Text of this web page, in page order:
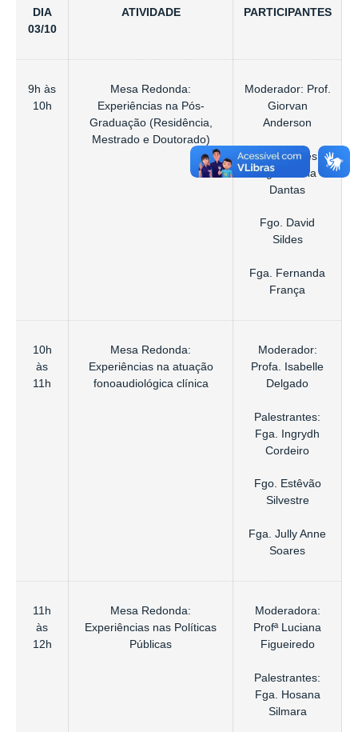
DIA
03/10
ATIVIDADE PARTICIPANTES
9h às
10h
Mesa Redonda:
Experiências na Pós-
Graduação (Residência,
Mestrado e Doutorado)
Moderador: Prof.
Giorvan
Anderson
Palestrantes:
Fga. Paôlla
Dantas
Fgo. David
Sildes
Fga. Fernanda
França
10h
às
11h
Mesa Redonda:
Experiências na atuação
fonoaudiológica clínica
Moderador:
Profa. Isabelle
Delgado
Palestrantes:
Fga. Ingrydh
Cordeiro
Fgo. Estêvão
Silvestre
Fga. Jully Anne
Soares
11h
às
12h
Mesa Redonda:
Experiências nas Políticas
Públicas
Moderadora:
Profª Luciana
Figueiredo
Palestrantes:
Fga. Hosana
Silmara